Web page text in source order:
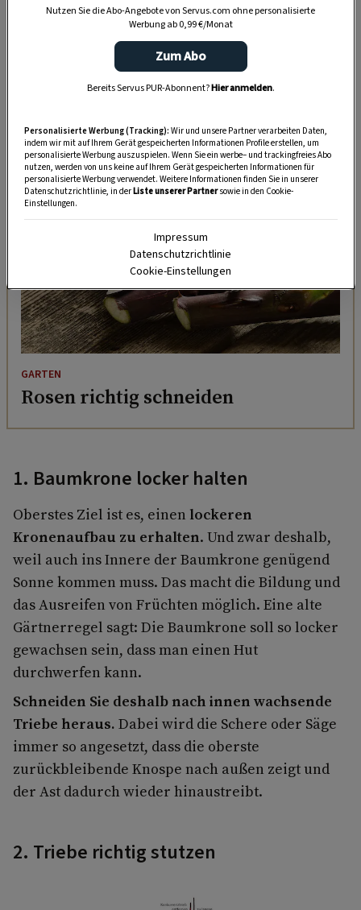
HIER MEHR ERFAHREN
Wir verraten ein paar einfache, goldene Regeln,
um Obstbäume in Schuss zu halten:
DAS KÖNNTE SIE AUCH INTERESSIEREN
GARTEN
Rosen richtig schneiden
1. Baumkrone locker halten
Oberstes Ziel ist es, einen lockeren
Kronenaufbau zu erhalten. Und zwar deshalb,
weil auch ins Innere der Baumkrone genügend
Sonne kommen muss. Das macht die Bildung und
das Ausreifen von Früchten möglich. Eine alte
Gärtnerregel sagt: Die Baumkrone soll so locker
gewachsen sein, dass man einen Hut
durchwerfen kann.
Schneiden Sie deshalb nach innen wachsende
Triebe heraus. Dabei wird die Schere oder Säge
immer so angesetzt, dass die oberste
zurückbleibende Knospe nach außen zeigt und
der Ast dadurch wieder hinaustreibt.
2. Triebe richtig stutzen
Nutzen Sie die Abo-Angebote von Servus.com ohne personalisierte
Werbung ab 0,99 €/Monat
Zum Abo
Bereits Servus PUR-Abonnent?Hier anmelden.
Personalisierte Werbung (Tracking): Wir und unsere Partner verarbeiten Daten,
indem wir mit auf Ihrem Gerät gespeicherten Informationen Profile erstellen, um
personalisierte Werbung auszuspielen. Wenn Sie ein werbe– und trackingfreies Abo
nutzen, werden von uns keine auf Ihrem Gerät gespeicherten Informationen für
personalisierte Werbung verwendet. Weitere Informationen finden Sie in unserer
Datenschutzrichtlinie, in derListe unserer Partnersowie in den Cookie-
Einstellungen.
Impressum
Datenschutzrichtlinie
Cookie-Einstellungen